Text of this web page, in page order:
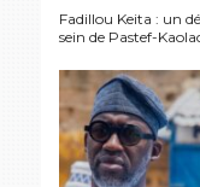
Fadillou Keita : un
sein de Pastef-